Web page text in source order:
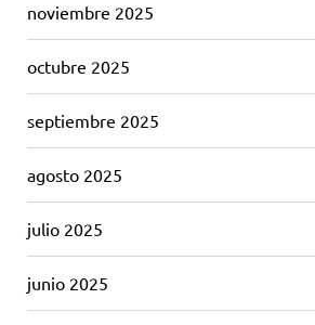
noviembre 2025
octubre 2025
septiembre 2025
agosto 2025
julio 2025
junio 2025